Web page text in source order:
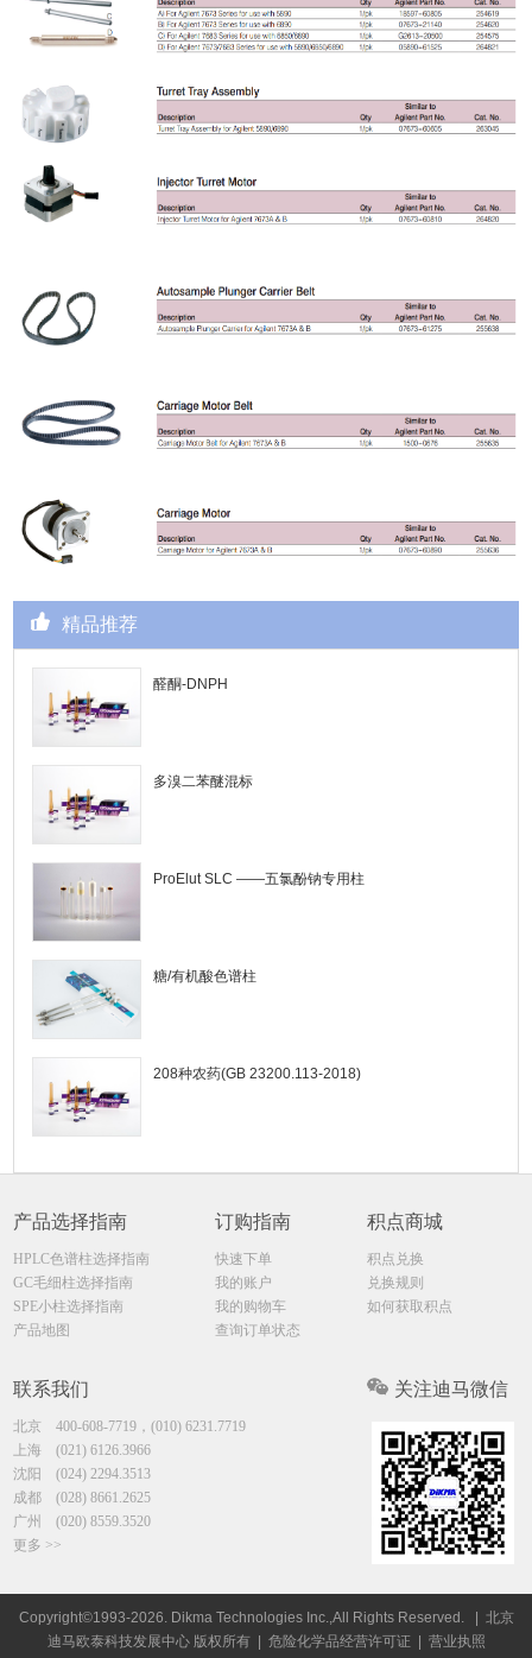
精品推荐
醛酮-DNPH
多溴二苯醚混标
ProElut SLC ——五氯酚钠专用柱
糖/有机酸色谱柱
208种农药(GB 23200.113-2018)
产品选择指南
HPLC色谱柱选择指南
GC毛细柱选择指南
SPE小柱选择指南
产品地图
订购指南
快速下单
我的账户
我的购物车
查询订单状态
积点商城
积点兑换
兑换规则
如何获取积点
联系我们
北京400-608-7719，(010) 6231.7719
上海(021) 6126.3966
沈阳(024) 2294.3513
成都(028) 8661.2625
广州(020) 8559.3520
更多 >>
关注迪马微信
Copyright©1993-2026. Dikma Technologies Inc.,All Rights Reserved.
| 北京
迪马欧泰科技发展中心 版权所有 | 危险化学品经营许可证| 营业执照